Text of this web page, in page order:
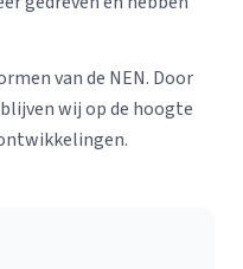
van de NEN. Door
wij op de hoogte